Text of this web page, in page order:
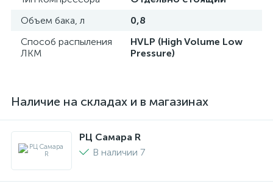
Объем бака, л
0,8
Способ распыления
ЛКМ
HVLP (High Volume Low
Pressure)
Наличие на складах и в магазинах
РЦ Самара R
В наличии 7